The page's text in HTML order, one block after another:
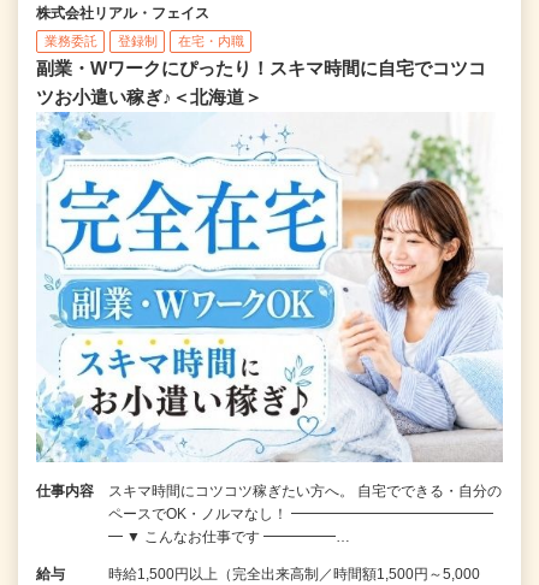
株式会社リアル・フェイス
業務委託 登録制 在宅・内職
副業・Wワークにぴったり！スキマ時間に自宅でコツコ
ツお小遣い稼ぎ♪＜北海道＞
仕事内容
スキマ時間にコツコツ稼ぎたい方へ。 自宅でできる・自分の
ペースでOK・ノルマなし！ ━━━━━━━━━━━━━━
━ ▼ こんなお仕事です ━━━━━…
給与
時給1,500円以上（完全出来高制／時間額1,500円～5,000